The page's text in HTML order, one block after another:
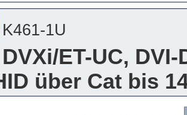
K461-1U
DVXi/ET-UC,
über Cat bis